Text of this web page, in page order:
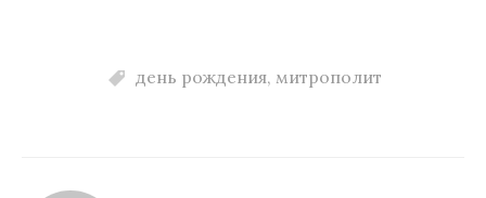
день рождения, митрополит